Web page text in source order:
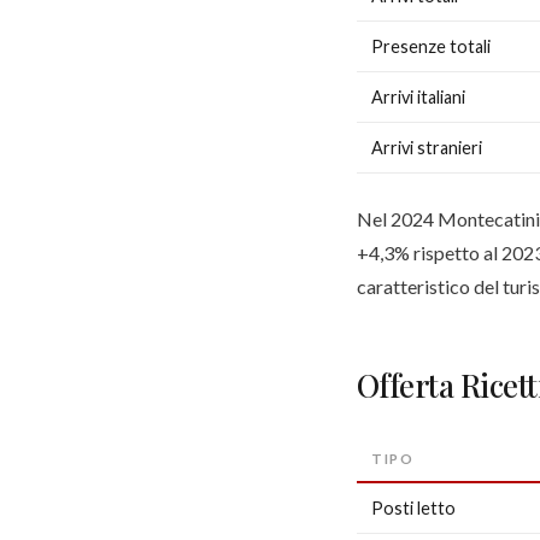
Presenze totali
Arrivi italiani
Arrivi stranieri
Nel 2024
+4,3% rispetto al
caratteristico del
Offerta
TIPO
Posti letto